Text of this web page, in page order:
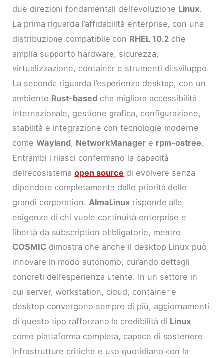
due direzioni fondamentali dell’evoluzione Linux.
La prima riguarda l’affidabilità enterprise, con una
distribuzione compatibile con RHEL 10.2 che
amplia supporto hardware, sicurezza,
virtualizzazione, container e strumenti di sviluppo.
La seconda riguarda l’esperienza desktop, con un
ambiente Rust-based che migliora accessibilità
internazionale, gestione grafica, configurazione,
stabilità e integrazione con tecnologie moderne
comeWayland, NetworkManager e rpm-ostree.
Entrambi i rilasci confermano la capacità
dell’ecosistemaopen source di evolvere senza
dipendere completamente dalle priorità delle
grandi corporation.AlmaLinux risponde alle
esigenze di chi vuole continuità enterprise e
libertà da subscription obbligatorie, mentre
COSMIC dimostra che anche il desktop Linux può
innovare in modo autonomo, curando dettagli
concreti dell’esperienza utente. In un settore in
cui server, workstation, cloud, container e
desktop convergono sempre di più, aggiornamenti
di questo tipo rafforzano la credibilità di Linux
come piattaforma completa, capace di sostenere
infrastrutture critiche e uso quotidiano con la